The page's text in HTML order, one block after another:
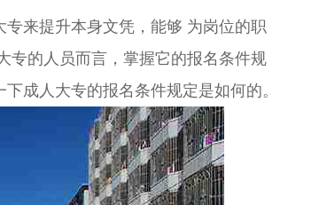
来提升本身文凭，能够 为岗位的职
专的人员而言，掌握它的报名条件规
成人大专的报名条件规定是如何的。